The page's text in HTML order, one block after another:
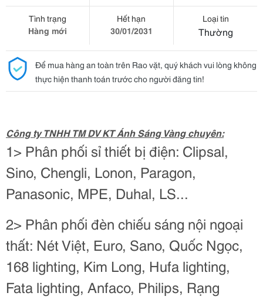
Tình trạng
Hàng mới
Hết hạn
30/01/2031
Loại tin
Thường
Để mua hàng an toàn trên Rao vặt, quý khách vui lòng không
thực hiện thanh toán trước cho người đăng tin!
Công ty TNHH TM DV KT Ánh Sáng Vàng chuyên:
1> Phân phối sỉ thiết bị điện: Clipsal,
Sino, Chengli, Lonon, Paragon,
Panasonic, MPE, Duhal, LS...
2> Phân phối đèn chiếu sáng nội ngoại
thất: Nét Việt, Euro, Sano, Quốc Ngọc,
168 lighting, Kim Long, Hufa lighting,
Fata lighting, Anfaco, Philips, Rạng